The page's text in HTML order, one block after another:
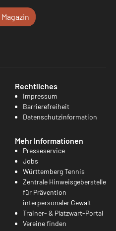
Rechtliches
Impressum
Barrierefreiheit
Datenschutzinformation
Mehr Informationen
Presseservice
Jobs
Württemberg Tennis
Zentrale Hinweisgeberstelle
für Prävention
interpersonaler Gewalt
Trainer- & Platzwart-Portal
Vereine finden